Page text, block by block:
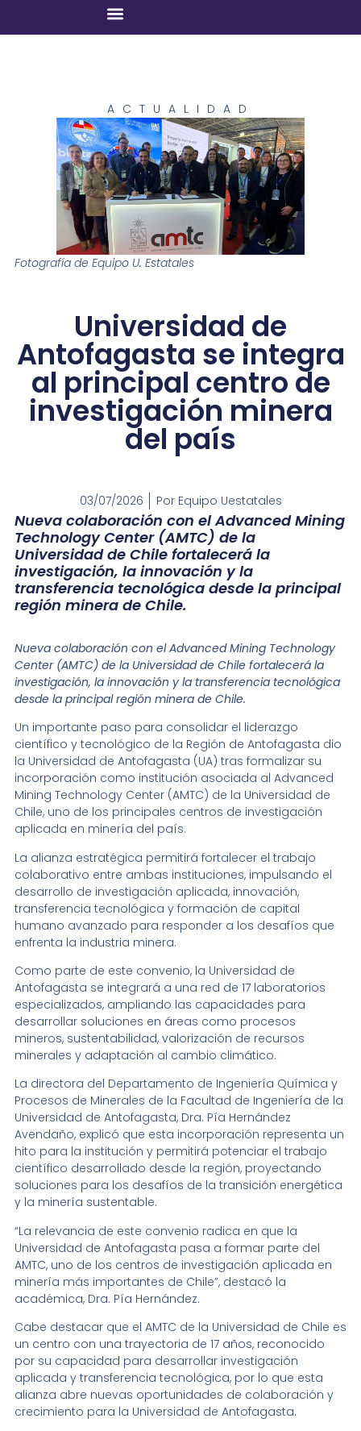
ACTUALIDAD
Fotografía de Equipo U. Estatales
Universidad de
Antofagasta se integra
al principal centro de
investigación minera
del país
03/07/2026 PorEquipo Uestatales
Nueva colaboración con el Advanced Mining
Technology Center (AMTC) de la
Universidad de Chile fortalecerá la
investigación, la innovación y la
transferencia tecnológica desde la principal
región minera de Chile.
Nueva colaboración con el Advanced Mining Technology
Center (AMTC) de la Universidad de Chile fortalecerá la
investigación, la innovación y la transferencia tecnológica
desde la principal región minera de Chile.
Un importante paso para consolidar el liderazgo
científico y tecnológico de la Región de Antofagasta dio
la Universidad de Antofagasta (UA) tras formalizar su
incorporación como institución asociada al Advanced
Mining Technology Center (AMTC) de la Universidad de
Chile, uno de los principales centros de investigación
aplicada en minería del país.
La alianza estratégica permitirá fortalecer el trabajo
colaborativo entre ambas instituciones, impulsando el
desarrollo de investigación aplicada, innovación,
transferencia tecnológica y formación de capital
humano avanzado para responder a los desafíos que
enfrenta la industria minera.
Como parte de este convenio, la Universidad de
Antofagasta se integrará a una red de 17 laboratorios
especializados, ampliando las capacidades para
desarrollar soluciones en áreas como procesos
mineros, sustentabilidad, valorización de recursos
minerales y adaptación al cambio climático.
La directora del Departamento de Ingeniería Química y
Procesos de Minerales de la Facultad de Ingeniería de la
Universidad de Antofagasta, Dra. Pía Hernández
Avendaño, explicó que esta incorporación representa un
hito para la institución y permitirá potenciar el trabajo
científico desarrollado desde la región, proyectando
soluciones para los desafíos de la transición energética
y la minería sustentable.
“La relevancia de este convenio radica en que la
Universidad de Antofagasta pasa a formar parte del
AMTC, uno de los centros de investigación aplicada en
minería más importantes de Chile”, destacó la
académica, Dra. Pía Hernández.
Cabe destacar que el AMTC de la Universidad de Chile es
un centro con una trayectoria de 17 años, reconocido
por su capacidad para desarrollar investigación
aplicada y transferencia tecnológica, por lo que esta
alianza abre nuevas oportunidades de colaboración y
crecimiento para la Universidad de Antofagasta.